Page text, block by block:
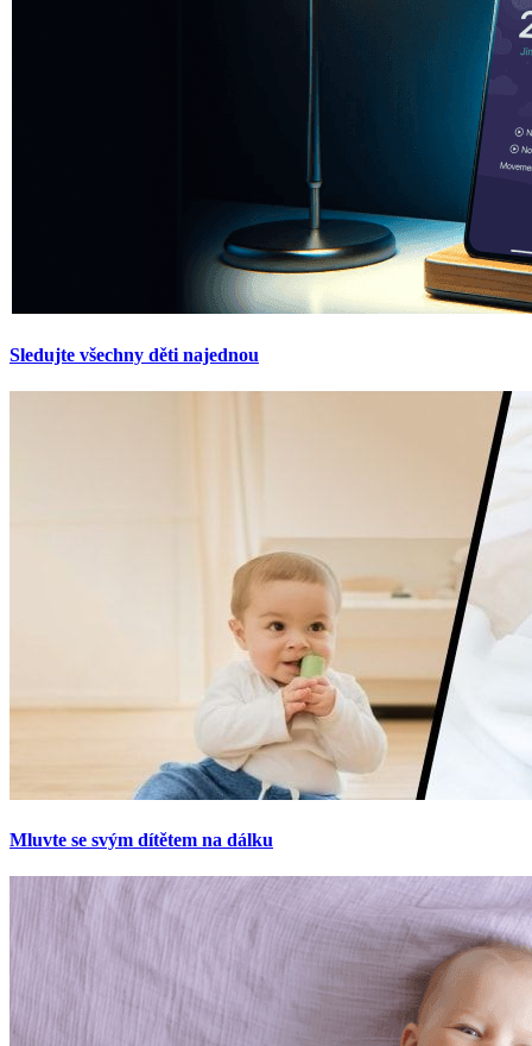
Sledujte všechny děti najednou
Mluvte se svým dítětem na dálku